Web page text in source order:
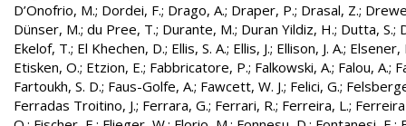
D’Onofrio, M.; Dordei, F.; Drago, A.; Draper, P.; Drasal, Z.;
Dünser, M.; du Pree, T.; Durante, M.; Duran Yildiz, H.; Dutta, S.;
Ekelof, T.; El Khechen, D.; Ellis, S. A.; Ellis, J.; Ellison, J. A.; Elsener,
Etisken, O.; Etzion, E.; Fabbricatore, P.; Falkowski, A.; Falou, A.;
Fartoukh, S. D.; Faus-Golfe, A.; Fawcett, W. J.; Felici, G.;
Ferradas Troitino, J.; Ferrara, G.; Ferrari, R.; Ferreira, L.;